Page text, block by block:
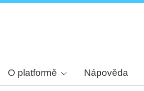
O platformě Nápověda